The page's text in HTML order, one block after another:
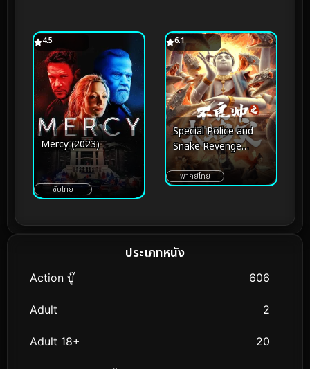
4.5
Mercy (2023)
ซับไทย
6.1
Special Police and
Snake Revenge
(2026) หายนะอสรพิษ
ร้าย
พากย์ไทย
ประเภทหนัง
Action บู๊ 606
Adult 2
Adult 18+ 20